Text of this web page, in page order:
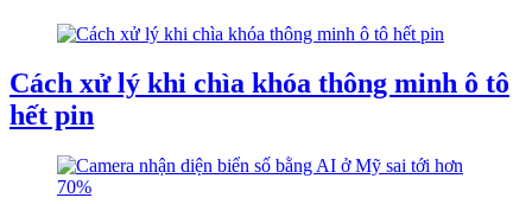
Cách xử lý khi chìa khóa thông minh ô tô
hết pin